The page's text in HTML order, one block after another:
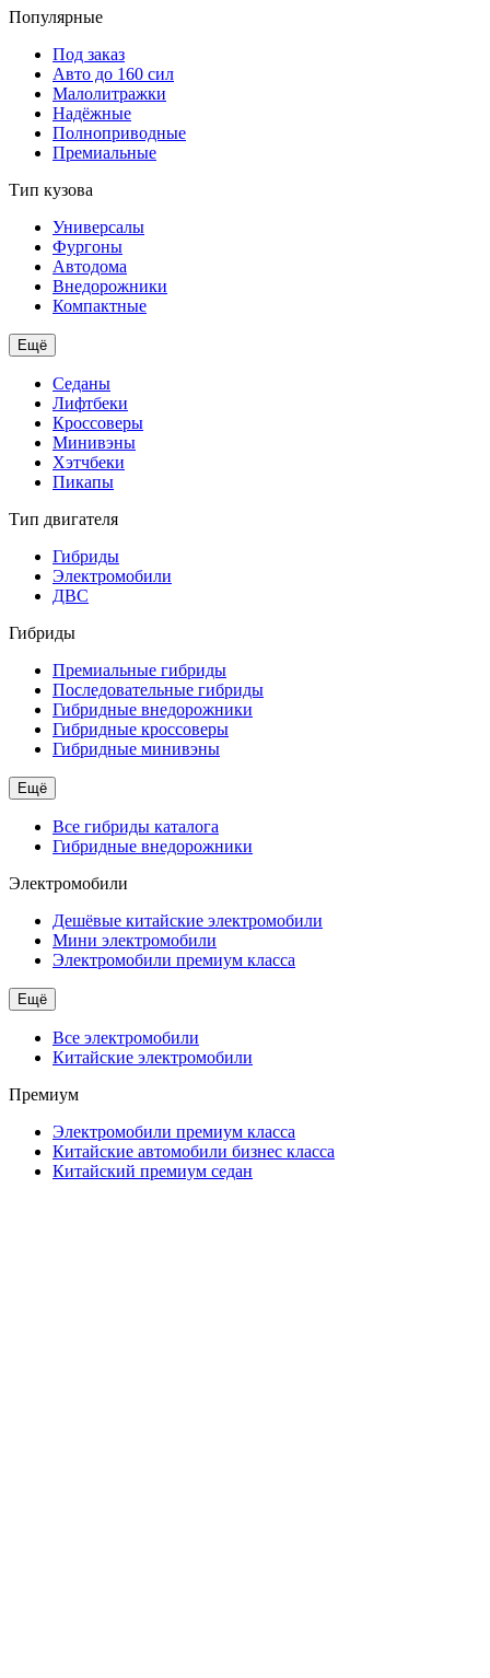
Популярные
Под заказ
Авто до 160 сил
Малолитражки
Надёжные
Полноприводные
Премиальные
Тип кузова
Универсалы
Фургоны
Автодома
Внедорожники
Компактные
Ещё
Седаны
Лифтбеки
Кроссоверы
Минивэны
Хэтчбеки
Пикапы
Тип двигателя
Гибриды
Электромобили
ДВС
Гибриды
Премиальные гибриды
Последовательные гибриды
Гибридные внедорожники
Гибридные кроссоверы
Гибридные минивэны
Ещё
Все гибриды каталога
Гибридные внедорожники
Электромобили
Дешёвые китайские электромобили
Мини электромобили
Электромобили премиум класса
Ещё
Все электромобили
Китайские электромобили
Премиум
Электромобили премиум класса
Китайские автомобили бизнес класса
Китайский премиум седан